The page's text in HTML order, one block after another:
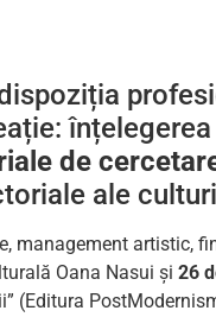
de
ale
management artistic,
Oana Nasui și 26
(Editura